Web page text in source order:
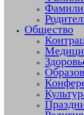
Общество